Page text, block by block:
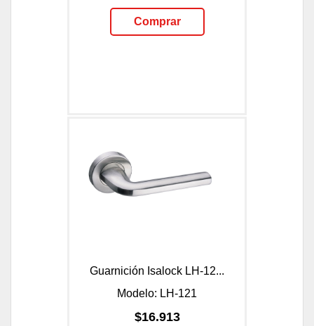
Comprar
Guarnición Isalock LH-12...
Modelo: LH-121
$16.913